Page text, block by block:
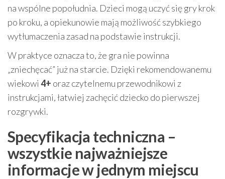
na wspólne popołudnia. Dzieci mogą uczyć się gry krok
po kroku, a opiekunowie mają możliwość szybkiego
wytłumaczenia zasad na podstawie instrukcji.
W praktyce oznacza to, że gra nie powinna
„zniechęcać” już na starcie. Dzięki rekomendowanemu
wiekowi 4+ oraz czytelnemu przewodnikowi z
instrukcjami, łatwiej zachęcić dziecko do pierwszej
rozgrywki.
Specyfikacja techniczna –
wszystkie najważniejsze
informacje w jednym miejscu